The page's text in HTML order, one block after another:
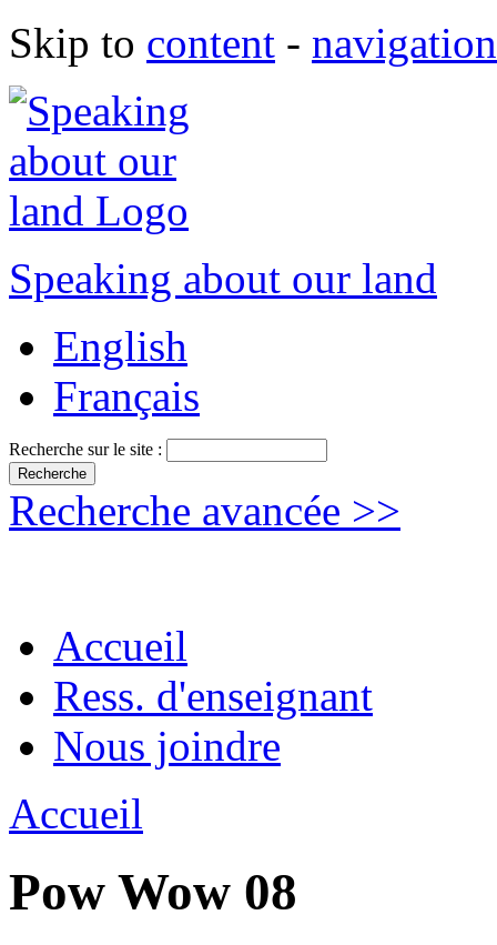
Skip to content - navigation
Speaking about our land
English
Français
Recherche sur le site :
Recherche avancée >>
Accueil
Ress. d'enseignant
Nous joindre
Accueil
Pow Wow 08